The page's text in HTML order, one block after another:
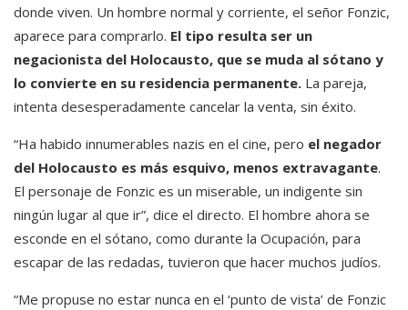
donde viven. Un hombre normal y corriente, el señor Fonzic,
aparece para comprarlo. El tipo resulta ser un
negacionista del Holocausto, que se muda al sótano y
lo convierte en su residencia permanente. La pareja,
intenta desesperadamente cancelar la venta, sin éxito.
“Ha habido innumerables nazis en el cine, pero el negador
del Holocausto es más esquivo, menos extravagante.
El personaje de Fonzic es un miserable, un indigente sin
ningún lugar al que ir”, dice el directo. El hombre ahora se
esconde en el sótano, como durante la Ocupación, para
escapar de las redadas, tuvieron que hacer muchos judíos.
“Me propuse no estar nunca en el ‘punto de vista’ de Fonzic